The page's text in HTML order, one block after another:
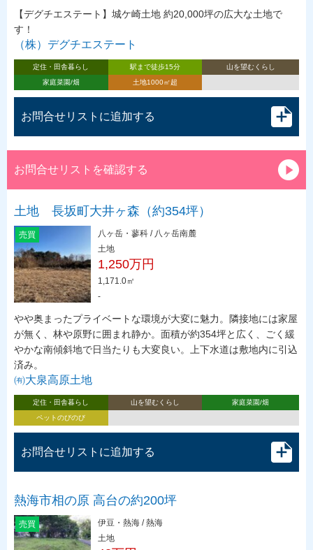
【デグチエステート】城ケ崎土地 約20,000坪の広大な土地で
す！
（株）デグチエステート
定住・田舎暮らし 駅まで徒歩15分
山を望むくらし
家庭菜園/畑
土地1000㎡超
お問合せリストに追加する
お問合せリストを確認する
土地 長坂町大井ヶ森（約354坪）
売買
八ヶ岳・蓼科 / 八ヶ岳南麓
土地
1,250万円
1,171.0㎡
-
やや奥まったプライベートな環境が大変に魅力。隣接地には家屋
が無く、林や原野に囲まれ静か。面積が約354坪と広く、ごく緩
やかな南傾斜地で日当たりも大変良い。上下水道は敷地内に引込
済み。
㈲大泉高原土地
定住・田舎暮らし 山を望むくらし
家庭菜園/畑
ペットのびのび
お問合せリストに追加する
熱海市相の原 高台の約200坪
売買
伊豆・熱海 / 熱海
土地